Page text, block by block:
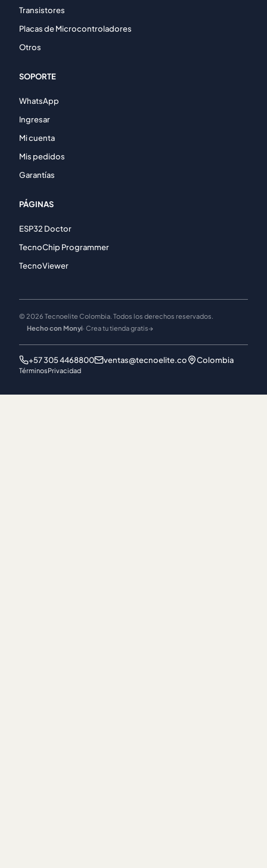
Transistores
Placas de Microcontroladores
Otros
SOPORTE
WhatsApp
Ingresar
Mi cuenta
Mis pedidos
Garantías
PÁGINAS
ESP32 Doctor
TecnoChip Programmer
TecnoViewer
© 2026 Tecnoelite Colombia. Todos los derechos reservados.
Hecho con Monyi· Crea tu tienda gratis→
+57 305 4468800 ventas@tecnoelite.co Colombia
TérminosPrivacidad